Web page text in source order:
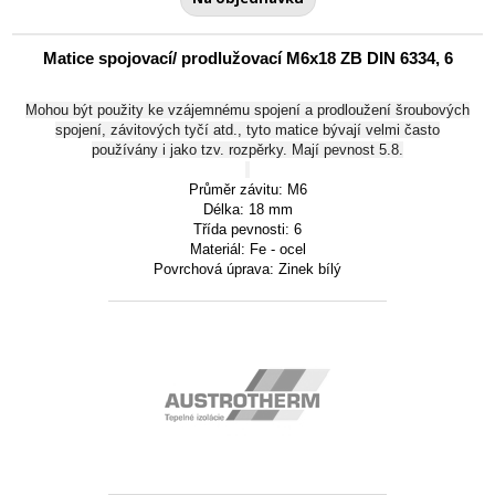
Matice spojovací/ prodlužovací M6x18 ZB DIN 6334, 6
Mohou být použity ke vzájemnému spojení a prodloužení šroubových
spojení, závitových tyčí atd., tyto matice bývají velmi často
používány i jako tzv. rozpěrky. Mají pevnost 5.8.
Průměr závitu: M6
Délka: 18 mm
Třída pevnosti: 6
Materiál: Fe - ocel
Povrchová úprava: Zinek bílý